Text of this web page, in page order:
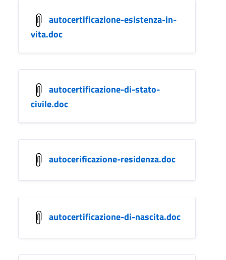
autocertificazione-esistenza-in-
vita.doc
autocertificazione-di-stato-
civile.doc
autocerificazione-residenza.doc
autocertificazione-di-nascita.doc